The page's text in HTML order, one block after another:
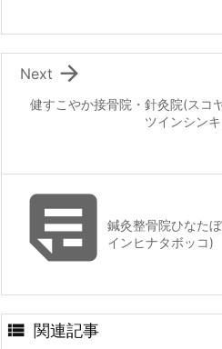
健すこやか接骨院・針灸院(スコ
ツインシン

Next
鍼灸整骨院ひなた
インヒナタボッコ)
 関連記事